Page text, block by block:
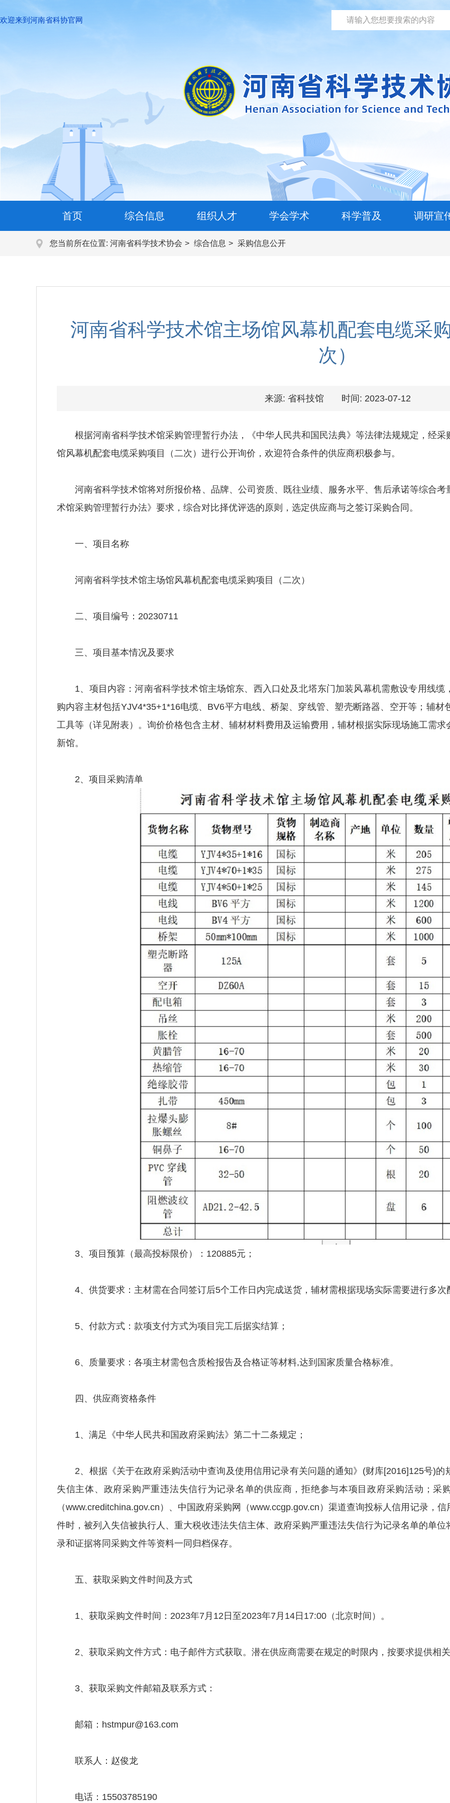
欢迎来到河南省科协官网
首页 综合信息 组织人才 学会学术 科学普及 调研宣
您当前所在位置: 河南省科学技术协会 综合信息 采购信息公开
河南省科学技术馆主场馆风幕机配套电缆采
次）
来源: 省科技馆 时间: 2023-07-12
根据河南省科学技术馆采购管理暂行办法，《中华人民共和国民法典》等法律法规规定，经采
馆风幕机配套电缆采购项目（二次）进行公开询价，欢迎符合条件的供应商积极参与。
河南省科学技术馆将对所报价格、品牌、公司资质、既往业绩、服务水平、售后承诺等综合考
术馆采购管理暂行办法》要求，综合对比择优评选的原则，选定供应商与之签订采购合同。
一、项目名称
河南省科学技术馆主场馆风幕机配套电缆采购项目（二次）
二、项目编号：20230711
三、项目基本情况及要求
1、项目内容：河南省科学技术馆主场馆东、西入口处及北塔东门加装风幕机需敷设专用线缆
购内容主材包括YJV4*35+1*16电缆、BV6平方电线、桥架、穿线管、塑壳断路器、空开等；辅
工具等（详见附表）。询价价格包含主材、辅材材料费用及运输费用，辅材根据实际现场施工需
新馆。
2、项目采购清单
3、项目预算（最高投标限价）：120885元；
4、供货要求：主材需在合同签订后5个工作日内完成送货，辅材需根据现场实际需要进行多次
5、付款方式：款项支付方式为项目完工后据实结算；
6、质量要求：各项主材需包含质检报告及合格证等材料,达到国家质量合格标准。
四、供应商资格条件
1、满足《中华人民共和国政府采购法》第二十二条规定；
2、根据《关于在政府采购活动中查询及使用信用记录有关问题的通知》(财库[2016]125号)的
失信主体、政府采购严重违法失信行为记录名单的供应商，拒绝参与本项目政府采购活动；采
（www.creditchina.gov.cn）、中国政府采购网（www.ccgp.gov.cn）渠道查询投标人信用记录，
件时，被列入失信被执行人、重大税收违法失信主体、政府采购严重违法失信行为记录名单的单
录和证据将同采购文件等资料一同归档保存。
五、获取采购文件时间及方式
1、获取采购文件时间：2023年7月12日至2023年7月14日17:00（北京时间）。
2、获取采购文件方式：电子邮件方式获取。潜在供应商需要在规定的时限内，按要求提供相
3、获取采购文件邮箱及联系方式：
邮箱：hstmpur@163.com
联系人：赵俊龙
电话：15503785190